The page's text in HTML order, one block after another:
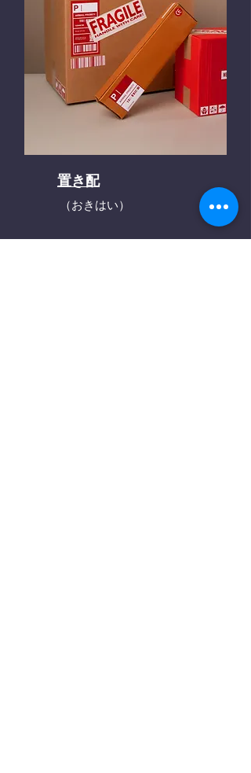
置き配
（おきはい）